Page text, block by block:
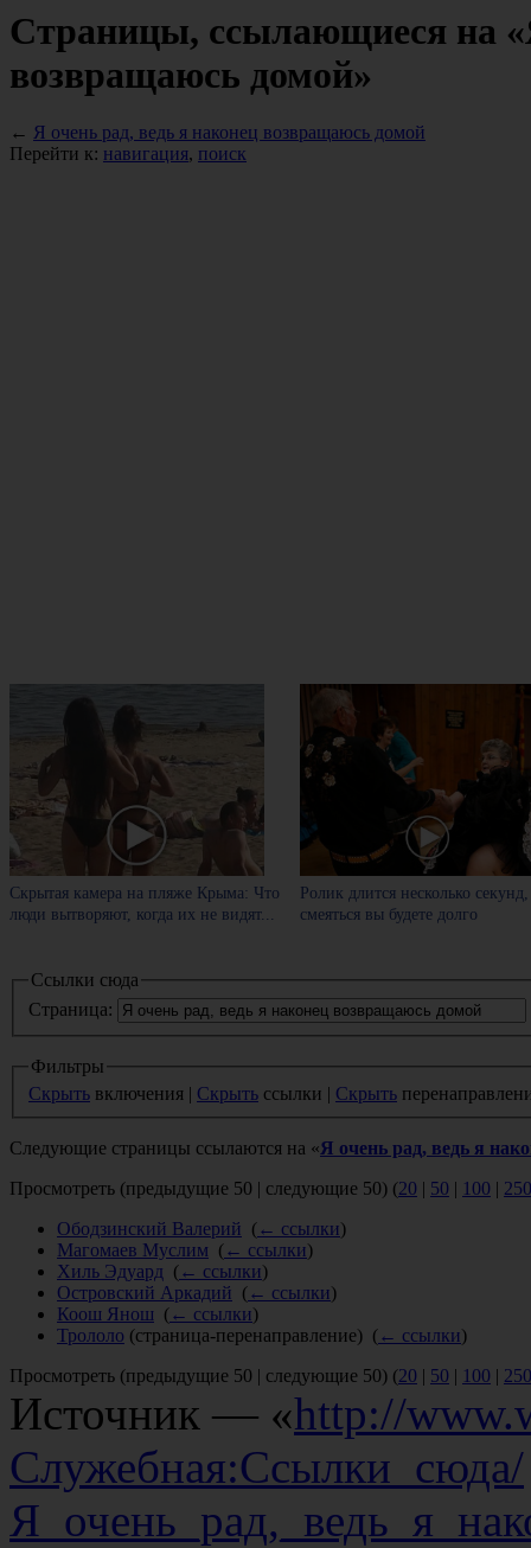
Страницы, ссылающиеся на
возвращаюсь домой»
← Я очень рад, ведь я наконец возвращаюсь домой
Перейти к: навигация, поиск
Скрытая камера на пляже Крыма: Что
люди вытворяют, когда их не видят...
Ролик длится несколько
смеяться вы будете долго
Ссылки сюда
Страница:
Фильтры
Скрыть включения | Скрыть ссылки | Скрыть
Следующие страницы ссылаются на «Я очень рад, ведь я
Просмотреть (предыдущие 50 | следующие 50) (20 | 50 | 100 | 250
Ободзинский Валерий (← ссылки)
Магомаев Муслим (← ссылки)
Хиль Эдуард (← ссылки)
Островский Аркадий (← ссылки)
Коош Янош (← ссылки)
Трололо (страница-перенаправление) ‎ (← ссылки)
Просмотреть (предыдущие 50 | следующие 50) (20 | 50 | 100 | 250
Источник — «http://
Служебная:Ссылки_сюда/